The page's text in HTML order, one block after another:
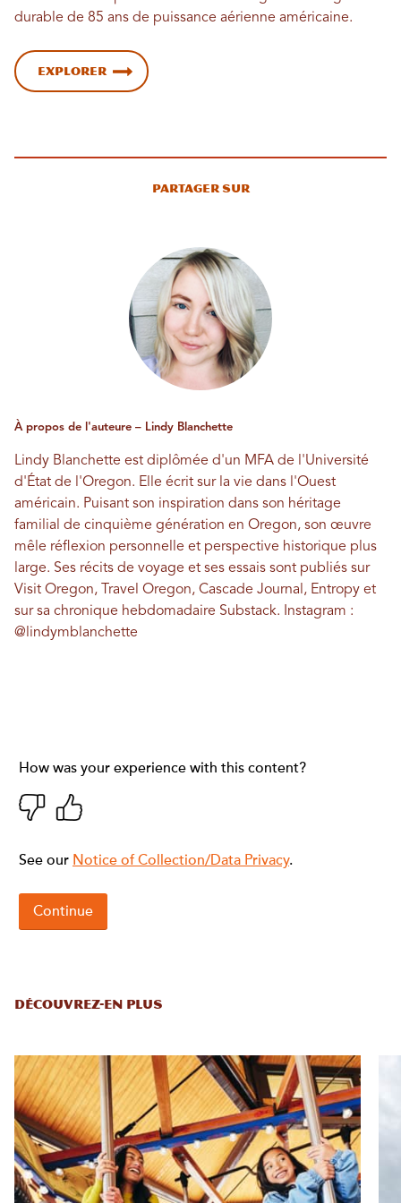
durable de 85 ans de puissance aérienne américaine.
Explorer
Partager sur
À propos de l'auteure – Lindy Blanchette
Lindy Blanchette est diplômée d'un MFA de l'Université
d'État de l'Oregon. Elle écrit sur la vie dans l'Ouest
américain. Puisant son inspiration dans son héritage
familial de cinquième génération en Oregon, son œuvre
mêle réflexion personnelle et perspective historique plus
large. Ses récits de voyage et ses essais sont publiés sur
Visit Oregon, Travel Oregon, Cascade Journal, Entropy et
sur sa chronique hebdomadaire Substack. Instagram :
@lindymblanchette
DÉCOUVREZ-EN PLUS